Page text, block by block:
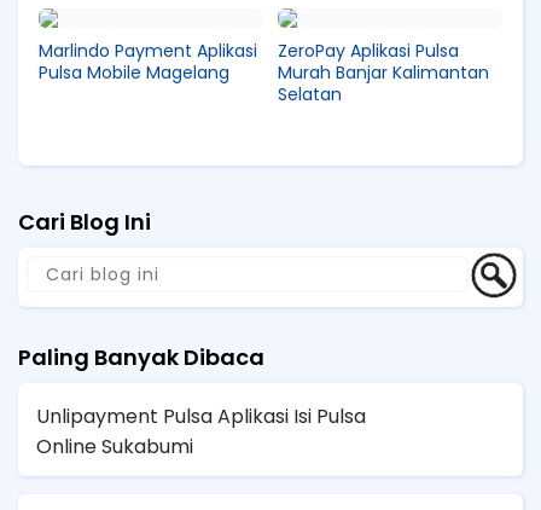
Marlindo Payment Aplikasi
Pulsa Mobile Magelang
ZeroPay Aplikasi Pulsa
Murah Banjar Kalimantan
Selatan
Cari Blog Ini
Paling Banyak Dibaca
Unlipayment Pulsa Aplikasi Isi Pulsa
Online Sukabumi